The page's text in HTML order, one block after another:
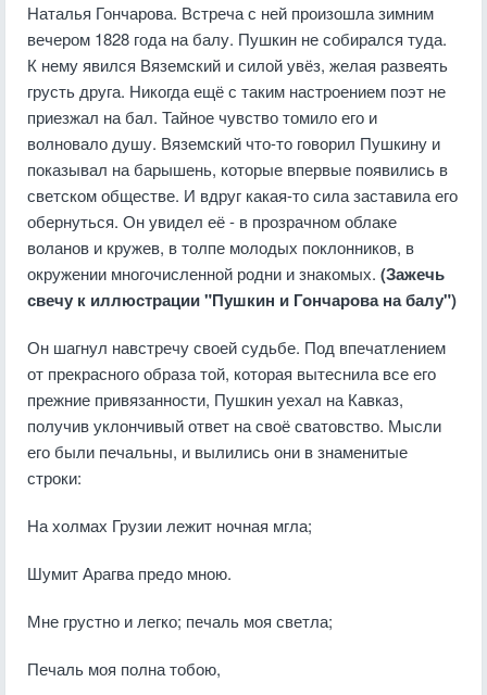
Наталья Гончарова. Встреча с ней произошла зимним
вечером 1828 года на балу. Пушкин не собирался туда.
К нему явился Вяземский и силой увёз, желая развеять
грусть друга. Никогда ещё с таким настроением поэт не
приезжал на бал. Тайное чувство томило его и
волновало душу. Вяземский что-то говорил Пушкину и
показывал на барышень, которые впервые появились в
светском обществе. И вдруг какая-то сила заставила его
обернуться. Он увидел её - в прозрачном облаке
воланов и кружев, в толпе молодых поклонников, в
окружении многочисленной родни и знакомых. (Зажечь
свечу к иллюстрации "Пушкин и Гончарова на балу")
Он шагнул навстречу своей судьбе. Под впечатлением
от прекрасного образа той, которая вытеснила все его
прежние привязанности, Пушкин уехал на Кавказ,
получив уклончивый ответ на своё сватовство. Мысли
его были печальны, и вылились они в знаменитые
строки:
На холмах Грузии лежит ночная мгла;
Шумит Арагва предо мною.
Мне грустно и легко; печаль моя светла;
Печаль моя полна тобою,